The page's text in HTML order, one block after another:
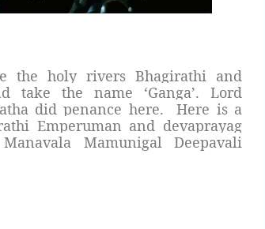
the holy rivers Bhagirathi and
take the name ‘Ganga’. Lord
did penance here. Here is a
Emperuman and devaprayag
Mamunigal Deepavali